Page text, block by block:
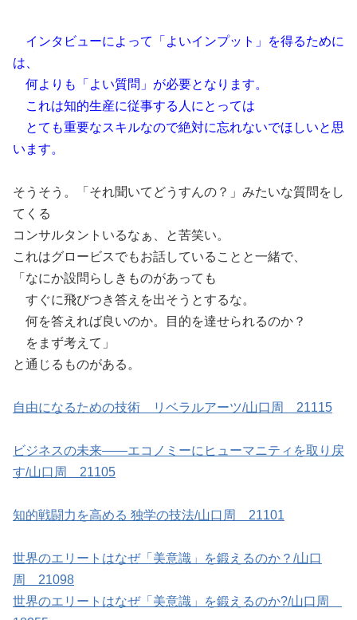
インタビューによって「よいインプット」を得るために
は、
何よりも「よい質問」が必要となります。
これは知的生産に従事する人にとっては
とても重要なスキルなので絶対に忘れないでほしいと思
います。
そうそう。「それ聞いてどうすんの？」みたいな質問をし
てくる
コンサルタントいるなぁ、と苦笑い。
これはグロービスでもお話していることと一緒で、
「なにか設問らしきものがあっても
すぐに飛びつき答えを出そうとするな。
何を答えれば良いのか。目的を達せられるのか？
をまず考えて」
と通じるものがある。
自由になるための技術 リベラルアーツ/山口周 21115
ビジネスの未来――エコノミーにヒューマニティを取り戻
す/山口周 21105
知的戦闘力を高める 独学の技法/山口周 21101
世界のエリートはなぜ「美意識」を鍛えるのか？/山口
周 21098
世界のエリートはなぜ「美意識」を鍛えるのか?/山口周